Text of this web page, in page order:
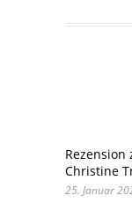
Rezension
Christine
25. Januar